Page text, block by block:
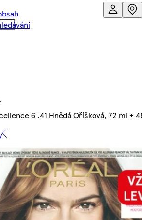
6 .41 Hnědá Oříšková, 72 ml +